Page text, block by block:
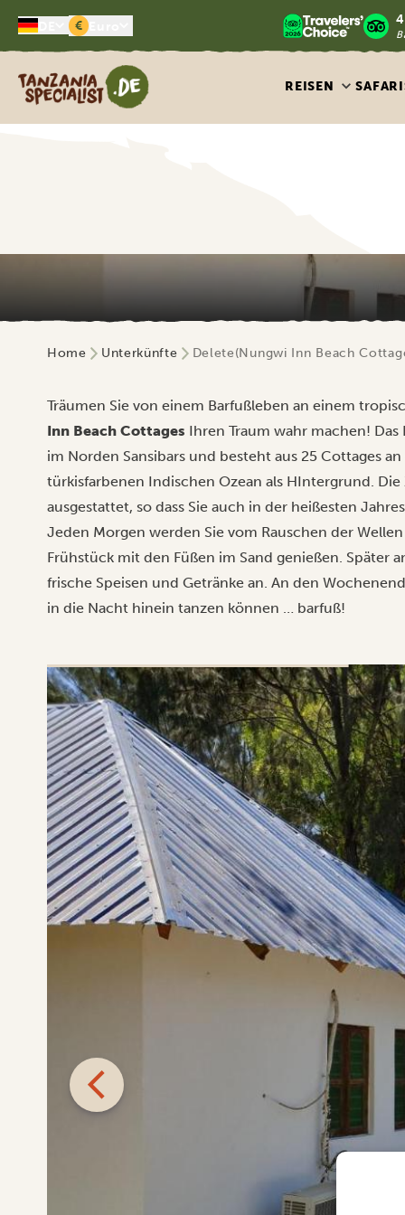
€
Tanzania Specialist
REISEN
Home Unterkünfte Delete(Nungwi Inn Beach
Träumen Sie von einem Barfußleben an einem
Inn Beach Cottages Ihren Traum wahr machen!
im Norden Sansibars und besteht aus 25 Cottages
türkisfarbenen Indischen Ozean als HIntergrund.
ausgestattet, so dass Sie auch in der heißesten
Jeden Morgen werden Sie vom Rauschen der
Frühstück mit den Füßen im Sand genießen. Später
frische Speisen und Getränke an. An den
in die Nacht hinein tanzen können … barfuß!